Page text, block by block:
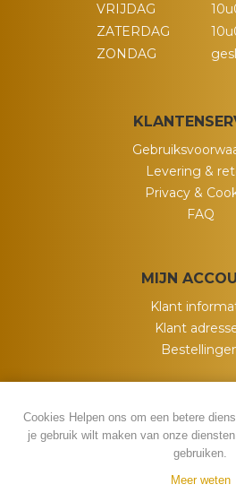
VRIJDAG
ZATERDAG
ZONDAG
Levering &
Privacy &
FAQ
MIJN
Klant
Klant
Cookies Helpen ons om een betere
je gebruik wilt maken van onze
gebruiken.
Meer weten